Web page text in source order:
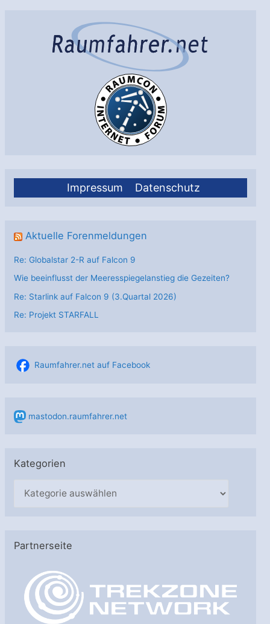
Impressum Datenschutz
Aktuelle Forenmeldungen
Re: Globalstar 2-R auf Falcon 9
Wie beeinflusst der Meeresspiegelanstieg die Gezeiten?
Re: Starlink auf Falcon 9 (3.Quartal 2026)
Re: Projekt STARFALL
Raumfahrer.net auf Facebook
mastodon.raumfahrer.net
Kategorien
g
Partnerseite